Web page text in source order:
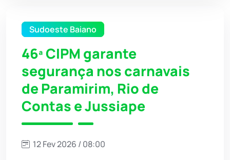
Sudoeste Baiano
46ª CIPM garante
segurança nos carnavais
de Paramirim, Rio de
Contas e Jussiape
12 Fev 2026 / 08:00